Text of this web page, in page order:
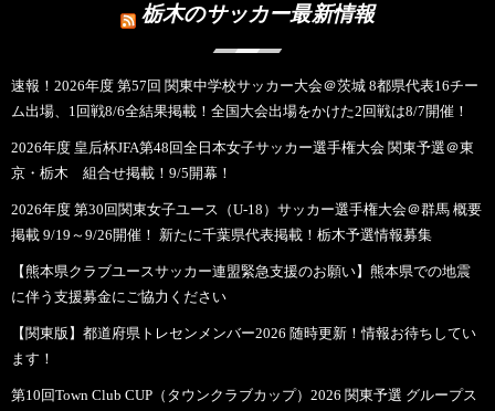
栃木のサッカー最新情報
速報！2026年度 第57回 関東中学校サッカー大会＠茨城 8都県代表16チー
ム出場、1回戦8/6全結果掲載！全国大会出場をかけた2回戦は8/7開催！
2026年度 皇后杯JFA第48回全日本女子サッカー選手権大会 関東予選＠東
京・栃木 組合せ掲載！9/5開幕！
2026年度 第30回関東女子ユース（U-18）サッカー選手権大会＠群馬 概要
掲載 9/19～9/26開催！ 新たに千葉県代表掲載！栃木予選情報募集
【熊本県クラブユースサッカー連盟緊急支援のお願い】熊本県での地震
に伴う支援募金にご協力ください
【関東版】都道府県トレセンメンバー2026 随時更新！情報お待ちしてい
ます！
第10回Town Club CUP（タウンクラブカップ）2026 関東予選 グループス